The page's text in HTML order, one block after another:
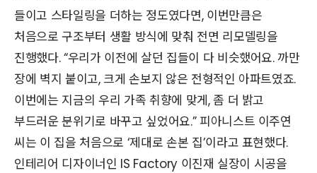
들이고 스타일링을 더하는 정도였다면, 이번만큼은
처음으로 구조부터 생활 방식에 맞춰 전면 리모델링을
진행했다. “우리가 이전에 살던 집들이 다 비슷했어요. 까만
장에 벽지 붙이고, 크게 손보지 않은 전형적인 아파트였죠.
이번에는 지금의 우리 가족 취향에 맞게, 좀 더 밝고
부드러운 분위기로 바꾸고 싶었어요.” 피아니스트 이주연
씨는 이 집을 처음으로 ‘제대로 손본 집’이라고 표현했다.
인테리어 디자이너인 IS Factory 이진재 실장이 시공을